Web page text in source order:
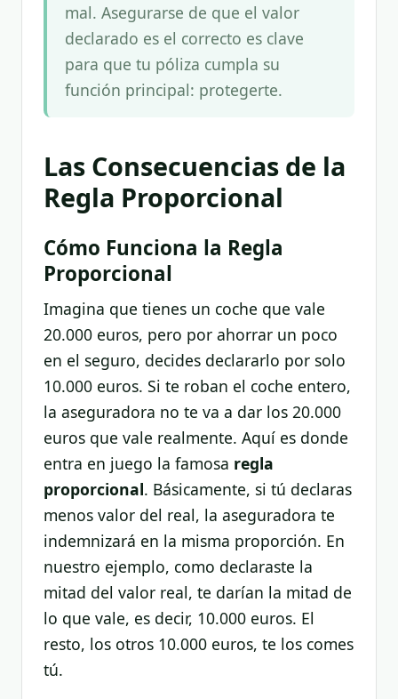
mal. Asegurarse de que el valor
declarado es el correcto es clave
para que tu póliza cumpla su
función principal: protegerte.
Las Consecuencias de la
Regla Proporcional
Cómo Funciona la Regla
Proporcional
Imagina que tienes un coche que vale
20.000 euros, pero por ahorrar un poco
en el seguro, decides declararlo por solo
10.000 euros. Si te roban el coche entero,
la aseguradora no te va a dar los 20.000
euros que vale realmente. Aquí es donde
entra en juego la famosa regla
proporcional. Básicamente, si tú declaras
menos valor del real, la aseguradora te
indemnizará en la misma proporción. En
nuestro ejemplo, como declaraste la
mitad del valor real, te darían la mitad de
lo que vale, es decir, 10.000 euros. El
resto, los otros 10.000 euros, te los comes
tú.